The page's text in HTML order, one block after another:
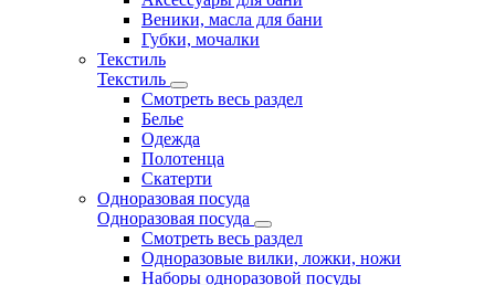
Веники, масла для бани
Губки, мочалки
Текстиль
Текстиль
Смотреть весь раздел
Белье
Одежда
Полотенца
Скатерти
Одноразовая посуда
Одноразовая посуда
Смотреть весь раздел
Одноразовые вилки, ложки, ножи
Наборы одноразовой посуды